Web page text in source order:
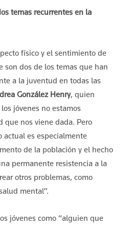
temas recurrentes en la
físico y el sentimiento de
son dos de los temas que han
a la juventud en todas las
González Henry, quien
jóvenes no estamos
que nos viene dada. Pero
actual es especialmente
de la población y el hecho
permanente resistencia a la
otros problemas, como
mental”.
jóvenes como “alguien que